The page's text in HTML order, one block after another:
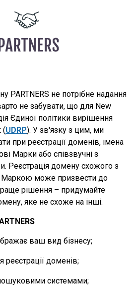
PARTNERS не потрібне надання
не забувати, що для New
Єдиної політики вирішення
(UDRP). У зв'язку з цим, ми
при реєстрації доменів, імена
Марки або співзвучні з
Реєстрація домену схожого з
може призвести до
рішення – придумайте
яке не схоже на інші.
ваш вид бізнесу;
реєстрації доменів;
системами;